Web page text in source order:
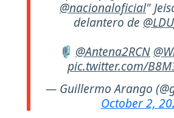
@nacionaloficial"
delantero de
🎙️ @Antena2RCN
pic.twitter.com/
— Guillermo Arango
October 2,